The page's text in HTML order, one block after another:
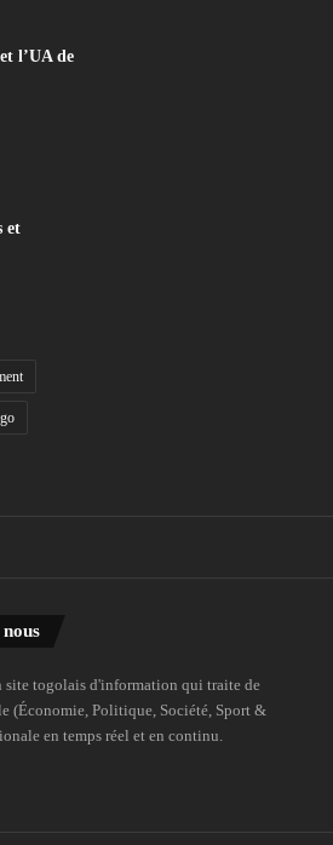
l’UA de
et
site togolais d'information qui traite de
(Économie, Politique, Société, Sport &
en temps réel et en continu.